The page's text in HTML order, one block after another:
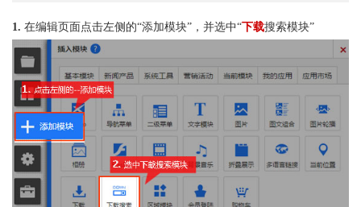
1. 在编辑页面点击左侧的“添加模块”，并选中“下载搜索模块”